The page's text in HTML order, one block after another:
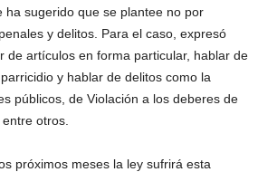
ha sugerido que se plantee no por
y delitos. Para el caso, expresó
de artículos en forma particular, hablar de
y hablar de delitos como la
públicos, de Violación a los deberes de
otros.
próximos meses la ley sufrirá esta